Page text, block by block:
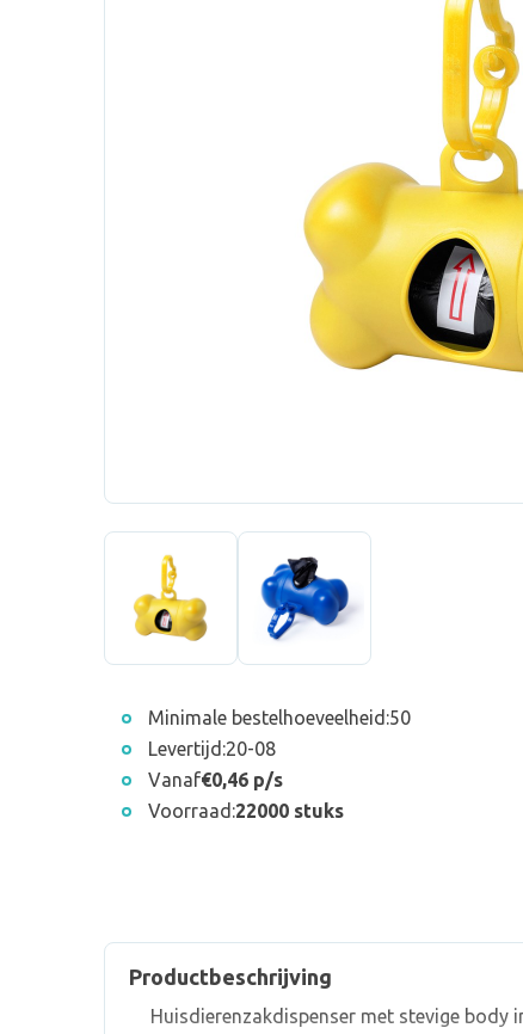
Minimale bestelhoeveelheid:50
Levertijd:20-08
Vanaf€0,46 p/s
Voorraad:22000 stuks
Productbeschrijving
Huisdierenzakdispenser met stevige body